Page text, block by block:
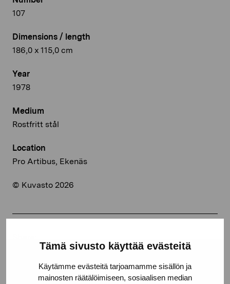
Tämä sivusto käyttää evästeitä
Käytämme evästeitä tarjoamamme sisällön ja
mainosten räätälöimiseen, sosiaalisen median
107
Dimensions / length
186,0 x 115,0 cm
Year
1978
Medium
Rostfritt stål
Location
Pro Artibus, Ekenäs
© Kuvasto 2026